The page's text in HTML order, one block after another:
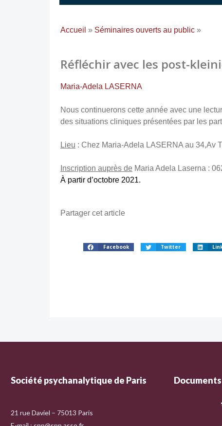
Accueil » Séminaires ouverts au public »
Réfléchir avec les post-
Maria-Adela LASERNA
Nous continuerons cette année avec une
des situations cliniques présentées par les
Lieu : Chez Maria-Adela LASERNA au 34,Av
Inscription auprès de Maria Adela Laserna :
À partir d’octobre 2021.
Partager cet article
Facebook Twitter
Société psychanalytique de Paris
21 rue Daviel – 75013 Paris